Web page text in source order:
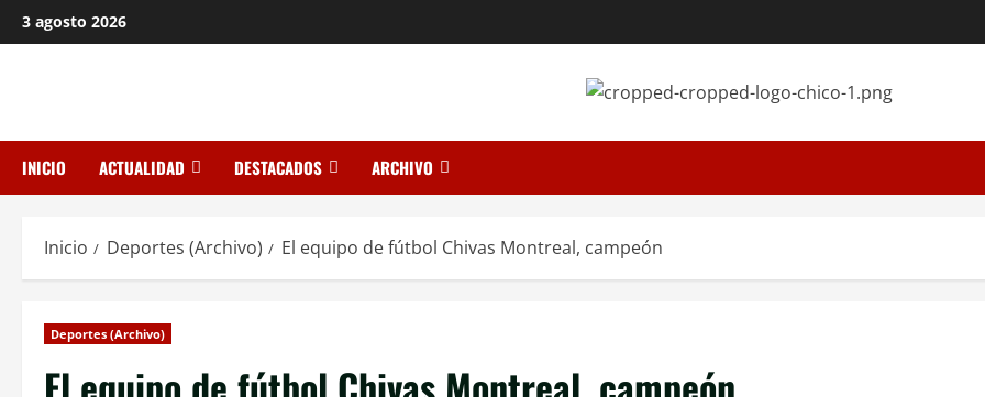
Saltar
al
3 agosto 2026
INICIO ACTUALIDAD DESTACADOS ARCHIVO
Inicio Deportes (Archivo) El equipo de fútbol Chivas Montreal, campeón
Deportes (Archivo)